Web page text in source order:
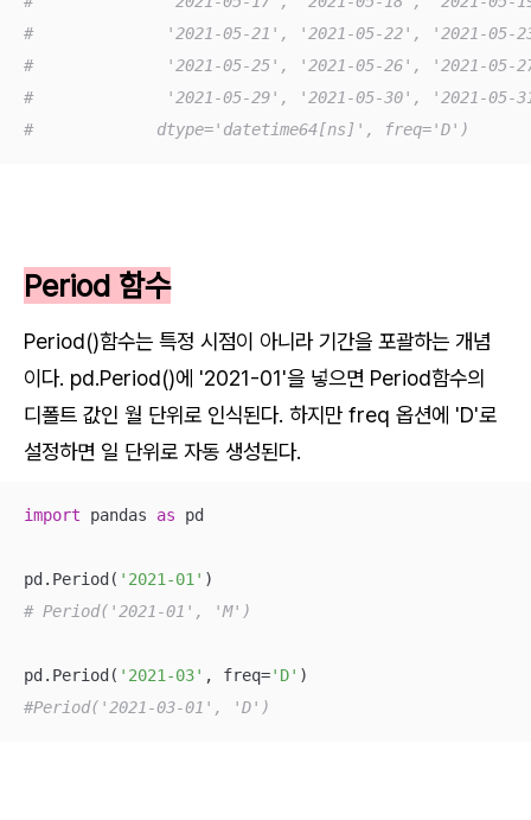
#              '2021-05-21', '2021-05-22', '2021-05-
#              '2021-05-25', '2021-05-26', '2021-05-
#              '2021-05-29', '2021-05-30', '2021-05-
#             dtype='datetime64[ns]', freq='D')
Period 함수
Period()함수는 특정 시점이 아니라 기간을 포괄하는 개념
이다. pd.Period()에 '2021-01'을 넣으면 Period함수의
디폴트 값인 월 단위로 인식된다. 하지만 freq 옵션에 'D'로
설정하면 일 단위로 자동 생성된다.
import pandas as pd
pd.Period( '2021-01'
# Period('2021-01', 'M')
pd.Period( '2021-03' , freq='D'
#Period('2021-03-01', 'D')